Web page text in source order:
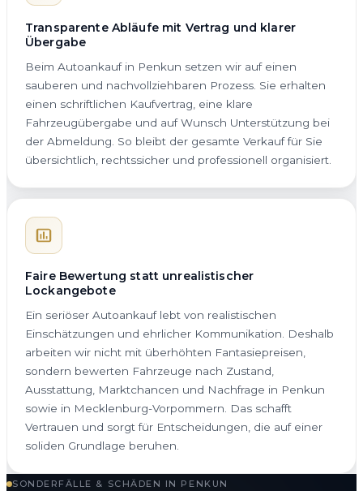
Transparente Abläufe mit Vertrag und klarer
Übergabe
Beim Autoankauf in Penkun setzen wir auf einen
sauberen und nachvollziehbaren Prozess. Sie erhalten
einen schriftlichen Kaufvertrag, eine klare
Fahrzeugübergabe und auf Wunsch Unterstützung bei
der Abmeldung. So bleibt der gesamte Verkauf für Sie
übersichtlich, rechtssicher und professionell organisiert.
Faire Bewertung statt unrealistischer
Lockangebote
Ein seriöser Autoankauf lebt von realistischen
Einschätzungen und ehrlicher Kommunikation. Deshalb
arbeiten wir nicht mit überhöhten Fantasiepreisen,
sondern bewerten Fahrzeuge nach Zustand,
Ausstattung, Marktchancen und Nachfrage in Penkun
sowie in Mecklenburg-Vorpommern. Das schafft
Vertrauen und sorgt für Entscheidungen, die auf einer
soliden Grundlage beruhen.
SONDERFÄLLE & SCHÄDEN IN PENKUN